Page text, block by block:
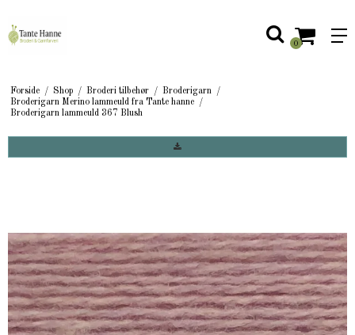
0
Forside / Shop / Broderi tilbehør / Broderigarn
/
Broderigarn Merino lammeuld fra Tante hanne /
Broderigarn lammeuld 367 Blush